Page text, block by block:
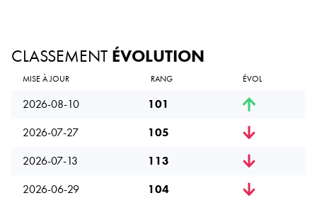
CLASSEMENT ÉVOLUTION
MISE À JOUR RANG ÉVOL
2026-08-10
101
2026-07-27
105
2026-07-13
113
2026-06-29
104